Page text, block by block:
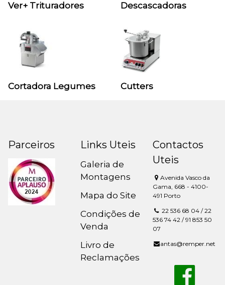
Ver+ Trituradores Descascadoras
Cortadora Legumes Cutters
Parceiros Links Uteis
Galeria de
Montagens
Mapa do Site
Condições de
Venda
Livro de
Reclamações
Contactos
Uteis
Avenida Vasco da
Gama, 668 - 4100-
491 Porto
22 536 68 04 / 22
536 74 42 / 91 853 50
07
antas@remper.net